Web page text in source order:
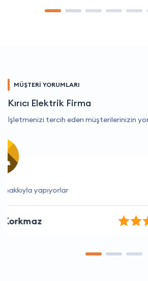
MÜŞTERİ YORUMLARI
Kırıcı Elektrik Firma
İşletmenizi tercih eden müşterilerinizin
Fiyatlar ve hizmet kalitesi müthiş
Serkan Kara